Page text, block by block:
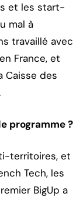
et les start-
mal à
travaillé avec
France, et
Caisse des
programme ?
territoires, et
Tech, les
BigUp a